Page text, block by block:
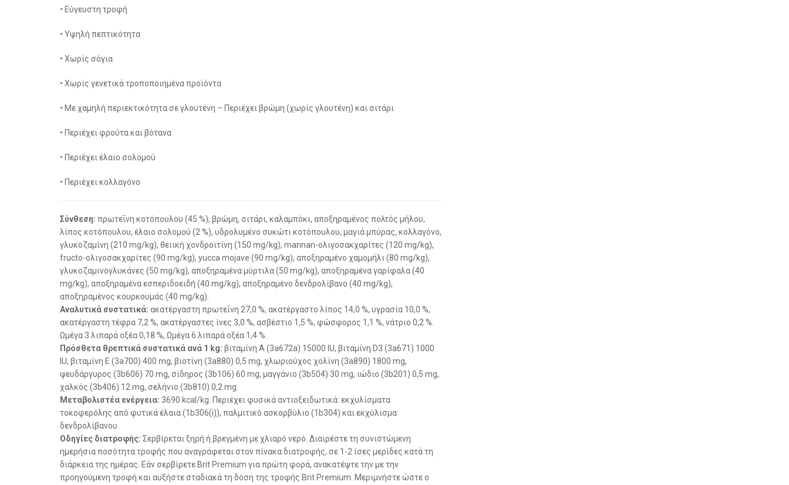
• Εύγευστη τροφή
• Υψηλή πεπτικότητα
• Χωρίς σόγια
• Χωρίς γενετικά τροποποιημένα προϊόντα
• Με χαμηλή περιεκτικότητα σε γλουτένη – Περιέχει βρώμη (χωρίς γλουτένη) και σιτάρι
• Περιέχει φρούτα και βότανα
• Περιέχει έλαιο σολομού
• Περιέχει κολλαγόνο
Σύνθεση: πρωτεΐνη κοτόπουλου (45 %), βρώμη, σιτάρι, καλαμπόκι, αποξηραμένος πολτός μήλου,
λίπος κοτόπουλου, έλαιο σολομού (2 %), υδρολυμένο συκώτι κοτόπουλου, μαγιά μπύρας, κολλαγόνο,
γλυκοζαμίνη (210 mg/kg), θειική χονδροϊτίνη (150 mg/kg), mannan-ολιγοσακχαρίτες (120 mg/kg),
fructo-ολιγοσακχαρίτες (90 mg/kg), yucca mojave (90 mg/kg), αποξηραμένο χαμομήλι (80 mg/kg),
γλυκοζαμινογλυκάνες (50 mg/kg), αποξηραμένα μύρτιλα (50 mg/kg), αποξηραμένα γαρίφαλα (40
mg/kg), αποξηραμένα εσπεριδοειδή (40 mg/kg), αποξηραμένο δενδρολίβανο (40 mg/kg),
αποξηραμένος κουρκουμάς (40 mg/kg).
Αναλυτικά συστατικά: ακατέργαστη πρωτεΐνη 27,0 %, ακατέργαστο λίπος 14,0 %, υγρασία 10,0 %,
ακατέργαστη τέφρα 7,2 %, ακατέργαστες ίνες 3,0 %, ασβέστιο 1,5 %, φώσφορος 1,1 %, νάτριο 0,2 %.
Ωμέγα 3 λιπαρά οξέα 0,18 %, Ωμέγα 6 λιπαρά οξέα 1,4 %.
Πρόσθετα θρεπτικά συστατικά ανά 1 kg: βιταμίνη A (3a672a) 15000 IU, βιταμίνη D3 (3a671) 1000
IU, βιταμίνη E (3a700) 400 mg, βιοτίνη (3a880) 0,5 mg, χλωριούχος χολίνη (3a890) 1800 mg,
ψευδάργυρος (3b606) 70 mg, σίδηρος (3b106) 60 mg, μαγγάνιο (3b504) 30 mg, ιώδιο (3b201) 0,5 mg,
χαλκός (3b406) 12 mg, σελήνιο (3b810) 0,2 mg.
Μεταβολιστέα ενέργεια: 3690 kcal/kg. Περιέχει φυσικά αντιοξειδωτικά: εκχυλίσματα
τοκοφερόλης από φυτικά έλαια (1b306(i)), παλμιτικό ασκορβύλιο (1b304) και εκχύλισμα
δενδρολίβανου.
Οδηγίες διατροφής: Σερβίρεται ξηρή ή βρεγμένη με χλιαρό νερό. Διαιρέστε τη συνιστώμενη
ημερήσια ποσότητα τροφής που αναγράφεται στον πίνακα διατροφής, σε 1-2 ίσες μερίδες κατά τη
διάρκεια της ημέρας. Εάν σερβίρετε Brit Premium για πρώτη φορά, ανακατέψτε την με την
προηγούμενη τροφή και αυξήστε σταδιακά τη δόση της τροφής Brit Premium. Μεριμνήστε ώστε ο